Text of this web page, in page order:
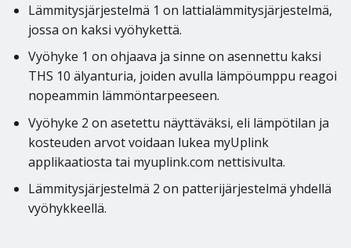
Lämmitysjärjestelmä 1 on lattialämmitysjärjestelmä,
jossa on kaksi vyöhykettä.
Vyöhyke 1 on ohjaava ja sinne on asennettu kaksi
THS 10 älyanturia, joiden avulla lämpöumppu reagoi
nopeammin lämmöntarpeeseen.
Vyöhyke 2 on asetettu näyttäväksi, eli lämpötilan ja
kosteuden arvot voidaan lukea myUplink
applikaatiosta tai myuplink.com nettisivulta.
Lämmitysjärjestelmä 2 on patterijärjestelmä yhdellä
vyöhykkeellä.